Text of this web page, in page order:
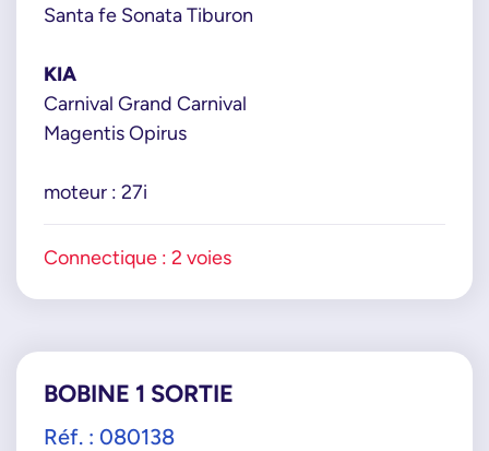
Santa fe Sonata Tiburon
KIA
Carnival Grand Carnival
Magentis Opirus
moteur : 27i
Connectique : 2 voies
BOBINE 1 SORTIE
Réf. : 080138